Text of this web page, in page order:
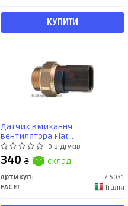
КУПИТИ
Датчик вмикання
вентилятора Fiat
Panda/Tempra/Tipo/Uno 0.8-2.8
79- (7.5031) Facet
0 відгуків
340 ₴ склад
Артикул:
7.5031
FACET
Італія